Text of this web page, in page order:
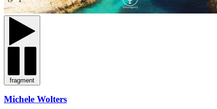
fragment
Michele Wolters